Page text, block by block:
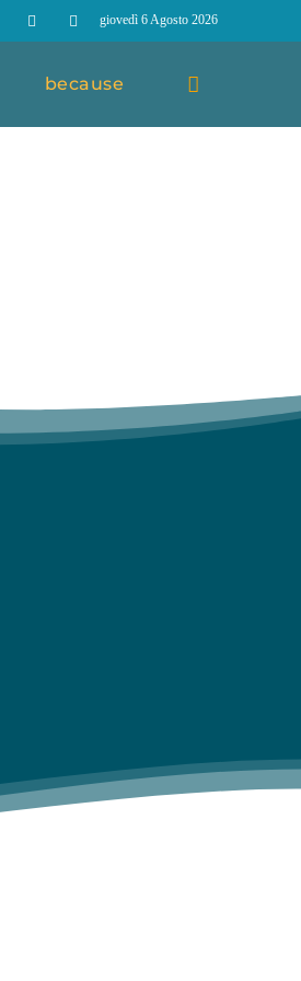
giovedì 6 Agosto 2026
because